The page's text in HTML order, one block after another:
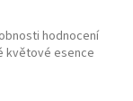
hodnocení
květové esence